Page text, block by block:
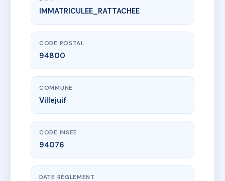
www.vme.plus/AC6861884
LES PORTES DE VILLEJUIF / APPT
25 r des guipons
IMMATRICULEE_RATTACHEE
CODE POSTAL
94800
COMMUNE
Villejuif
CODE INSEE
94076
DATE RÈGLEMENT